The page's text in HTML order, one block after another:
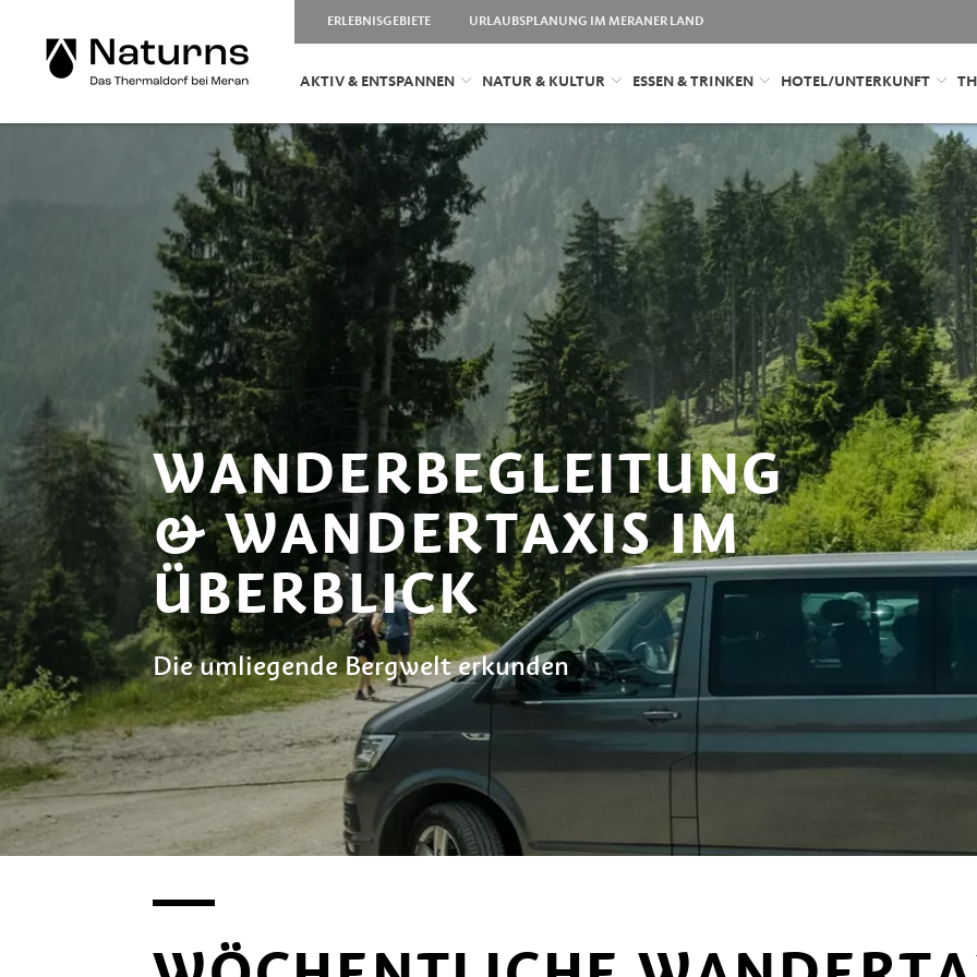
ERLEBNISGEBIETE URLAUBSPLANUNG IM MERANER LAND
AKTIV & ENTSPANNEN NATUR & KULTUR ESSEN & TRINKEN HOTEL/UNTERKUNFT
WANDERBEGLEITUNG
& WANDERTAXIS IM
ÜBERBLICK
Die umliegende Bergwelt erkunden